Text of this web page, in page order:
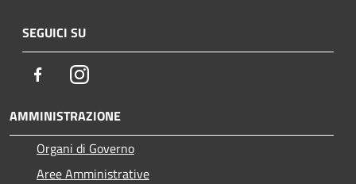
SEGUICI SU
FacebookInstagram
AMMINISTRAZIONE
Organi di Governo
Aree Amministrative